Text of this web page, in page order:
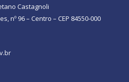
Castagnoli
nº 96 – Centro – CEP 84550-000